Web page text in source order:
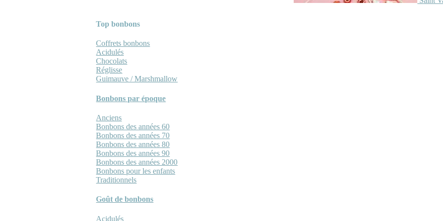
Top bonbons
Coffrets bonbons
Acidulés
Chocolats
Réglisse
Guimauve / Marshmallow
Bonbons par époque
Anciens
Bonbons des années 60
Bonbons des années 70
Bonbons des années 80
Bonbons des années 90
Bonbons des années 2000
Bonbons pour les enfants
Traditionnels
Goût de bonbons
Acidulés